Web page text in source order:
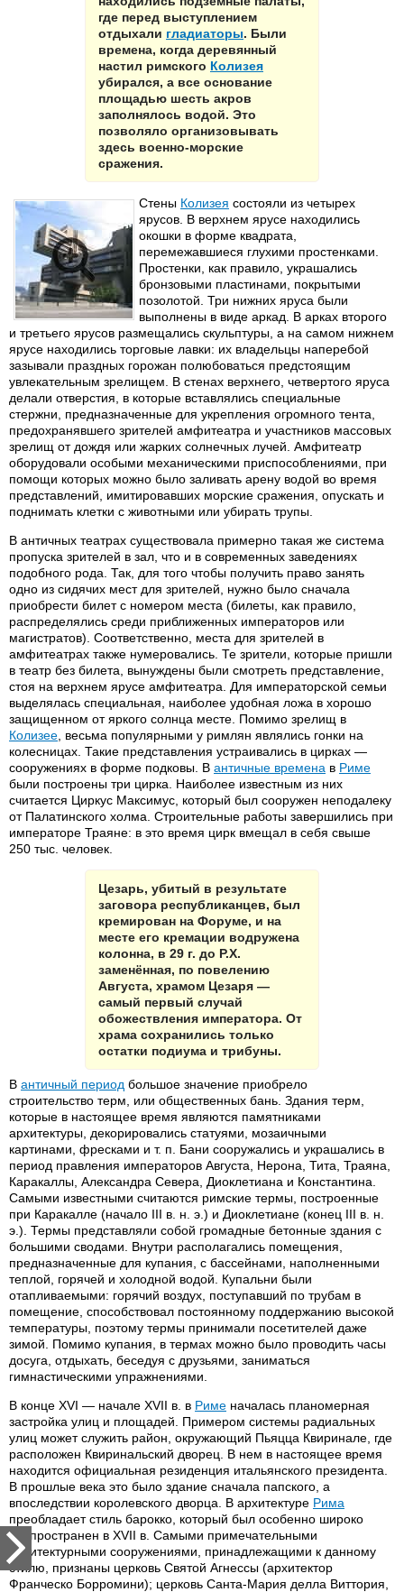
где перед выступлением
отдыхали гладиаторы. Были
времена, когда деревянный
настил римского Колизея
убирался, а все основание
площадью шесть акров
заполнялось водой. Это
позволяло организовывать
здесь военно-морские
сражения.
Стены Колизея состояли из четырех
ярусов. В верхнем ярусе находились
окошки в форме квадрата,
перемежавшиеся глухими простенками.
Простенки, как правило, украшались
бронзовыми пластинами, покрытыми
позолотой. Три нижних яруса были
выполнены в виде аркад. В арках второго
и третьего ярусов размещались скульптуры, а на самом нижнем
ярусе находились торговые лавки: их владельцы наперебой
зазывали праздных горожан полюбоваться предстоящим
увлекательным зрелищем. В стенах верхнего, четвертого яруса
делали отверстия, в которые вставлялись специальные
стержни, предназначенные для укрепления огромного тента,
предохранявшего зрителей амфитеатра и участников массовых
зрелищ от дождя или жарких солнечных лучей. Амфитеатр
оборудовали особыми механическими приспособлениями, при
помощи которых можно было заливать арену водой во время
представлений, имитировавших морские сражения, опускать и
поднимать клетки с животными или убирать трупы.
В античных театрах существовала примерно такая же система
пропуска зрителей в зал, что и в современных заведениях
подобного рода. Так, для того чтобы получить право занять
одно из сидячих мест для зрителей, нужно было сначала
приобрести билет с номером места (билеты, как правило,
распределялись среди приближенных императоров или
магистратов). Соответственно, места для зрителей в
амфитеатрах также нумеровались. Те зрители, которые пришли
в театр без билета, вынуждены были смотреть представление,
стоя на верхнем ярусе амфитеатра. Для императорской семьи
выделялась специальная, наиболее удобная ложа в хорошо
защищенном от яркого солнца месте. Помимо зрелищ в
Колизее , весьма популярными у римлян являлись гонки на
колесницах. Такие представления устраивались в цирках —
сооружениях в форме подковы. В античные времена в Риме
были построены три цирка. Наиболее известным из них
считается Циркус Максимус, который был сооружен неподалеку
от Палатинского холма. Строительные работы завершились при
императоре Траяне: в это время цирк вмещал в себя свыше
250 тыс. человек.
Цезарь, убитый в результате
заговора республиканцев, был
кремирован на Форуме, и на
месте его кремации водружена
колонна, в 29 г. до Р.Х.
заменённая, по повелению
Августа, храмом Цезаря —
самый первый случай
обожествления императора. От
храма сохранились только
остатки подиума и трибуны.
В античный период большое значение приобрело
строительство терм, или общественных бань. Здания терм,
которые в настоящее время являются памятниками
архитектуры, декорировались статуями, мозаичными
картинами, фресками и т. п. Бани сооружались и украшались в
период правления императоров Августа, Нерона, Тита, Траяна,
Каракаллы, Александра Севера, Диоклетиана и Константина.
Самыми известными считаются римские термы, построенные
при Каракалле (начало III в. н. э.) и Диоклетиане (конец III в. н.
э.). Термы представляли собой громадные бетонные здания с
большими сводами. Внутри располагались помещения,
предназначенные для купания, с бассейнами, наполненными
теплой, горячей и холодной водой. Купальни были
отапливаемыми: горячий воздух, поступавший по трубам в
помещение, способствовал постоянному поддержанию высокой
температуры, поэтому термы принимали посетителей даже
зимой. Помимо купания, в термах можно было проводить часы
досуга, отдыхать, беседуя с друзьями, заниматься
гимнастическими упражнениями.
В конце XVI — начале XVII в. в Риме началась планомерная
застройка улиц и площадей. Примером системы радиальных
улиц может служить район, окружающий Пьяцца Квиринале, где
расположен Квиринальский дворец. В нем в настоящее время
находится официальная резиденция итальянского президента.
В прошлые века это было здание сначала папского, а
впоследствии королевского дворца. В архитектуре Рима
преобладает стиль барокко, который был особенно широко
распространен в XVII в. Самыми примечательными
архитектурными сооружениями, принадлежащими к данному
стилю, признаны церковь Святой Агнессы (архитектор
Франческо Борромини); церковь Санта-Мария делла Виттория,